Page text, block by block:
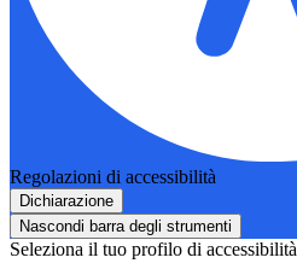
Regolazioni di accessibilità
Dichiarazione
Nascondi barra degli strumenti
Seleziona il tuo profilo di accessibilità